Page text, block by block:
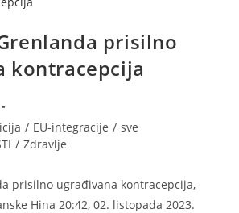
prisilno
kontracepcija
/ EU-integracije / sve
/ Zdravlje
prisilno ugrađivana kontracepcija,
Hina 20:42, 02. listopada 2023.